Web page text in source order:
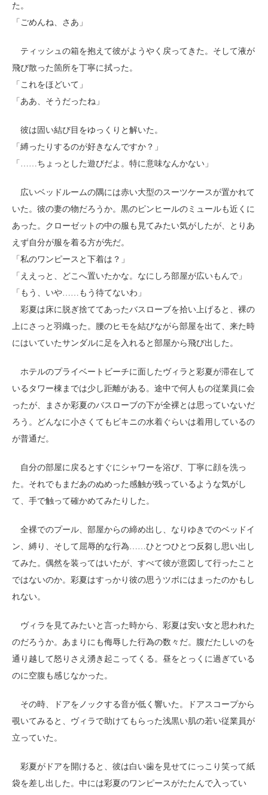
た。
「ごめんね、さあ」
ティッシュの箱を抱えて彼がようやく戻ってきた。そして液が
飛び散った箇所を丁寧に拭った。
「これをほどいて」
「ああ、そうだったね」
彼は固い結び目をゆっくりと解いた。
「縛ったりするのが好きなんですか？」
「……ちょっとした遊びだよ。特に意味なんかない」
広いベッドルームの隅には赤い大型のスーツケースが置かれて
いた。彼の妻の物だろうか。黒のピンヒールのミュールも近くに
あった。クローゼットの中の服も見てみたい気がしたが、とりあ
えず自分が服を着る方が先だ。
「私のワンピースと下着は？」
「ええっと、どこへ置いたかな。なにしろ部屋が広いもんで」
「もう、いや……もう待てないわ」
彩夏は床に脱ぎ捨ててあったバスローブを拾い上げると、裸の
上にさっと羽織った。腰のヒモを結びながら部屋を出て、来た時
にはいていたサンダルに足を入れると部屋から飛び出した。
ホテルのプライベートビーチに面したヴィラと彩夏が滞在して
いるタワー棟までは少し距離がある。途中で何人もの従業員に会
ったが、まさか彩夏のバスローブの下が全裸とは思っていないだ
ろう。どんなに小さくてもビキニの水着ぐらいは着用しているの
が普通だ。
自分の部屋に戻るとすぐにシャワーを浴び、丁寧に顔を洗っ
た。それでもまだあのぬめった感触が残っているような気がし
て、手で触って確かめてみたりした。
全裸でのプール、部屋からの締め出し、なりゆきでのベッドイ
ン、縛り、そして屈辱的な行為……ひとつひとつ反芻し思い出し
てみた。偶然を装ってはいたが、すべて彼が意図して行ったこと
ではないのか。彩夏はすっかり彼の思うツボにはまったのかもし
れない。
ヴィラを見てみたいと言った時から、彩夏は安い女と思われた
のだろうか。あまりにも侮辱した行為の数々だ。腹だたしいのを
通り越して怒りさえ湧き起こってくる。昼をとっくに過ぎている
のに空腹も感じなかった。
その時、ドアをノックする音が低く響いた。ドアスコープから
覗いてみると、ヴィラで助けてもらった浅黒い肌の若い従業員が
立っていた。
彩夏がドアを開けると、彼は白い歯を見せてにっこり笑って紙
袋を差し出した。中には彩夏のワンピースがたたんで入ってい